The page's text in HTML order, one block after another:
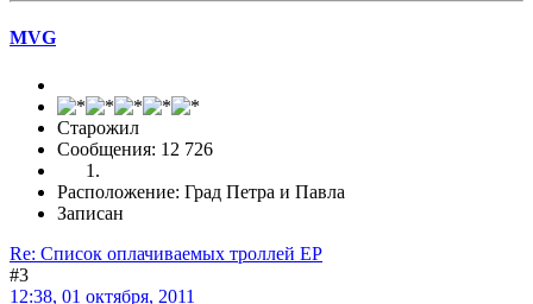
MVG
Старожил
Сообщения: 12 726
Расположение: Град Петра и Павла
Записан
Re: Список оплачиваемых троллей ЕР
#3
12:38, 01 октября, 2011